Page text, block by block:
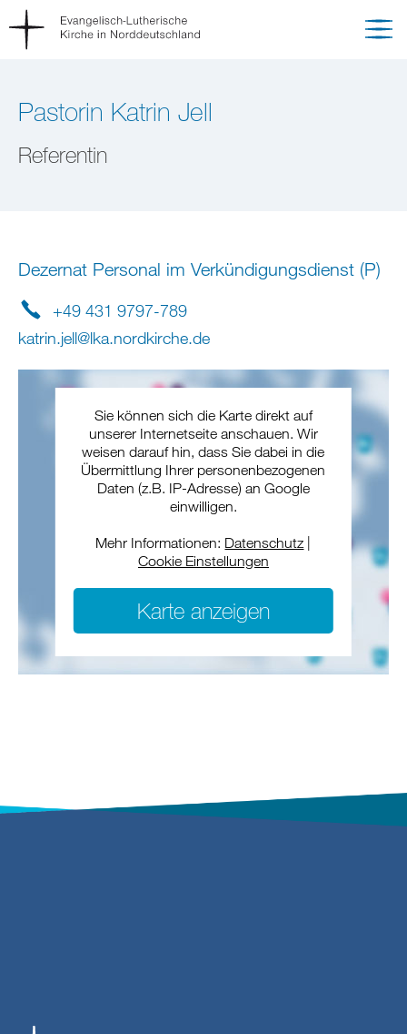
Pastorin Katrin Jell
Referentin
Dezernat Personal im Verkündigungsdienst (P)
+49 431 9797-789
katrin.jell@lka.nordkirche.de
Sie können sich die Karte direkt auf
unserer Internetseite anschauen. Wir
weisen darauf hin, dass Sie dabei in die
Übermittlung Ihrer personenbezogenen
Daten (z.B. IP-Adresse) an Google
einwilligen.
Mehr Informationen: Datenschutz
Cookie Einstellungen
Karte anzeigen